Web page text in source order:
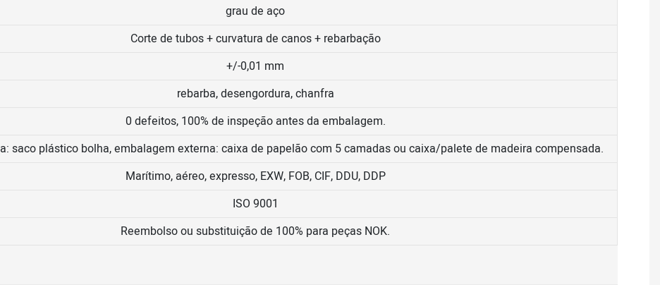
grau de aço
Corte de tubos + curvatura de canos + rebarbação
+/-0,01 mm
rebarba, desengordura, chanfra
0 defeitos, 100% de inspeção antes da embalagem.
saco plástico bolha, embalagem externa: caixa de papelão com 5 camadas ou caixa/palete de madeira compensada.
Marítimo, aéreo, expresso, EXW, FOB, CIF, DDU, DDP
ISO 9001
Reembolso ou substituição de 100% para peças NOK.